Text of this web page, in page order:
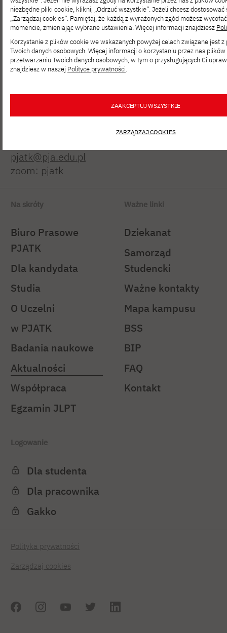
Polsko-Japońska Akademia
Technik Komputerowych
tel:+48 22 58 44 500
pjatk@pja.edu.pl
zoom: pjatk
Na skróty
Biuro Prasowe
PJATK
Dla kandydata
Studia
O Uczelni
w PJATK
Badania naukowe
Aktualności
Współpraca
Egzamin JLPT
Ważne linki
Dziekanat
Samorząd
Studencki
Ważne kontakty
Mapa kampusu
BSS
BIP
FAQ
Kontakt
Logowanie
Dla studenta
Dla pracownika
Gakko
Polityka prywatności
Zarządzaj cookies
niezbędne pliki cookie, kliknij „Odrzuć wszystkie”. Jeżeli chcesz
„Zarządzaj cookies”. Pamiętaj, że każdą z wyrażonych zgód możesz
momencie, zmieniając wybrane ustawienia. Więcej informacji znajdziesz
Korzystanie z plików cookie we wskazanych powyżej celach związane jest
Twoich danych osobowych. Więcej informacji o korzystaniu przez nas
przetwarzaniu Twoich danych osobowych, w tym o przysługujących Ci
znajdziesz w naszej Polityce prywatności.
ZAAKCEPTUJ WSZYSTKIE
ZARZĄDZAJ COOKIES